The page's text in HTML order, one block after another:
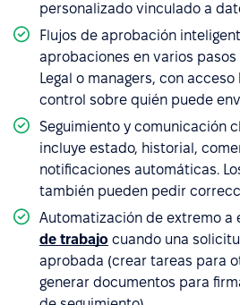
personalizado vinculado a
Flujos de aprobación
aprobaciones en varios pasos
Legal o managers, con
control sobre quién puede
Seguimiento y comunicación
incluye estado, historial,
notificaciones automáticas.
también pueden pedir
Automatización de extremo a
de trabajo cuando una
aprobada (crear tareas para
generar documentos para